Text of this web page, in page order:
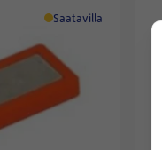
Saatavilla